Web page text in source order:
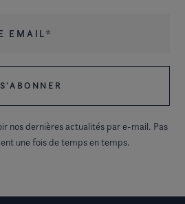
nos dernières actualités par e-mail. Pas
une fois de temps en temps.